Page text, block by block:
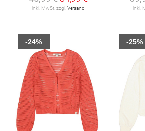
inkl. MwSt. zzgl.Versand inkl.
-24% -25%